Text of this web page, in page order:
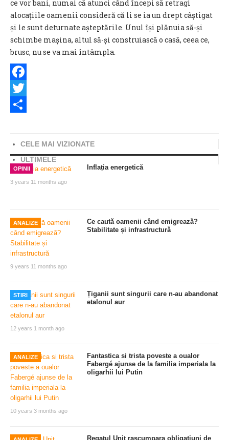
ce vor bani, numai că atunci când începi să retragi
alocațiile oamenii consideră că li se ia un drept câștigat
și le sunt deturnate așteptările. Unul își plănuia să-și
schimbe mașina, altul să-și construiască o casă, ceea ce,
brusc, nu se va mai întâmpla.
Facebook
Twitter
CELE MAI VIZIONATE
ULTIMELE
OPINII
3 years 11 months ago
Inflația energetică
ANALIZE
9 years 11 months ago
Ce caută oamenii când emigrează?
Stabilitate și infrastructură
STIRI
12 years 1 month ago
Țiganii sunt singurii care n-au abandonat
etalonul aur
ANALIZE
10 years 3 months ago
Fantastica si trista poveste a oualor
Fabergé ajunse de la familia imperiala la
oligarhii lui Putin
Regatul Unit rascumpara obligatiuni de